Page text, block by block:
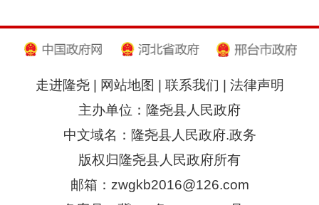
走进隆尧| 网站地图 联系我们
法律声明
主办单位：隆尧县人民政府
中文域名：隆尧县人民政府.政务
版权归隆尧县人民政府所有
邮箱：zwgkb2016@126.com